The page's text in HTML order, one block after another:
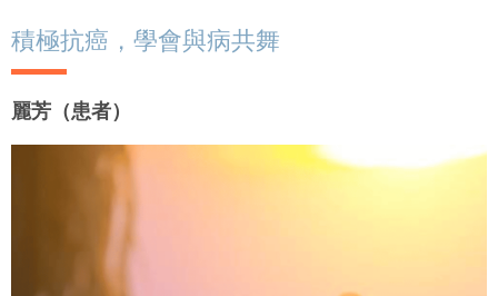
積極抗癌，學會與病共舞
麗芳（患者）